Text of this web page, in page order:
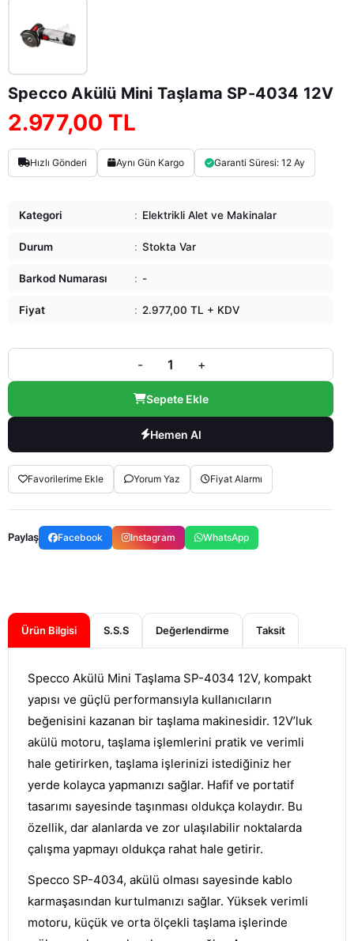
Specco Akülü Mini Taşlama SP-4034 12V
2.977,00 TL
Hızlı Gönderi Aynı Gün Kargo Garanti Süresi: 12 Ay
Kategori : Elektrikli Alet ve Makinalar
Durum : Stokta Var
Barkod Numarası : -
Fiyat : 2.977,00 TL + KDV
- +
Sepete Ekle
Hemen Al
Favorilerime Ekle Yorum Yaz Fiyat Alarmı
Paylaş Facebook Instagram WhatsApp
Ürün Bilgisi S.S.S Değerlendirme
Specco Akülü Mini Taşlama SP-4034 12V, kompakt
yapısı ve güçlü performansıyla kullanıcıların
beğenisini kazanan bir taşlama makinesidir. 12V’luk
akülü motoru, taşlama işlemlerini pratik ve verimli
hale getirirken, taşlama işlerinizi istediğiniz her
yerde kolayca yapmanızı sağlar. Hafif ve portatif
tasarımı sayesinde taşınması oldukça kolaydır. Bu
özellik, dar alanlarda ve zor ulaşılabilir noktalarda
çalışma yapmayı oldukça rahat hale getirir.
Specco SP-4034, akülü olması sayesinde kablo
karmaşasından kurtulmanızı sağlar. Yüksek verimli
motoru, küçük ve orta ölçekli taşlama işlerinde